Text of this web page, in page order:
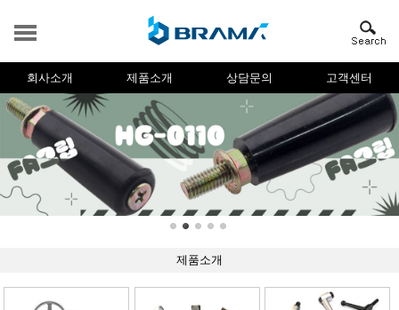
회사소개 제품소개 상담문의 고객센터
제품소개